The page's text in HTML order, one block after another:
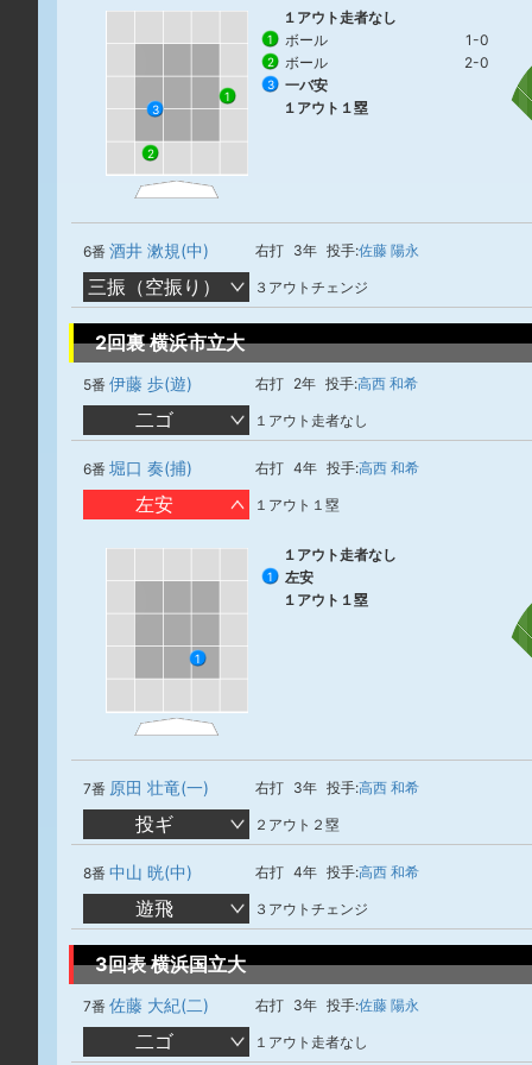
1
2
3
１アウト走者なし
1 ボール 1-0
2 ボール 2-0
3
一バ安
１アウト１塁
6番 酒井 漱規(中) 右打 3年 投手:佐藤 陽永
三振（空振り） ３アウトチェンジ
2回裏 横浜市立大
5番 伊藤 歩(遊) 右打 2年 投手:高西 和希
二ゴ １アウト走者なし
6番 堀口 奏(捕) 右打 4年 投手:高西 和希
左安 １アウト１塁
1
１アウト走者なし
1
左安
１アウト１塁
7番 原田 壮竜(一) 右打 3年 投手:高西 和希
投ギ ２アウト２塁
8番 中山 晄(中) 右打 4年 投手:高西 和希
遊飛 ３アウトチェンジ
3回表 横浜国立大
7番 佐藤 大紀(二) 右打 3年 投手:佐藤 陽永
二ゴ １アウト走者なし